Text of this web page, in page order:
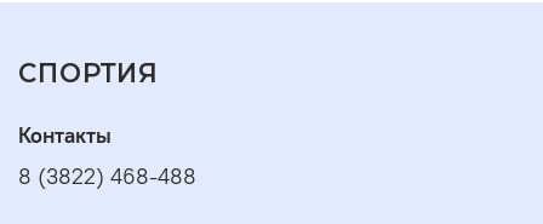
СПОРТИЯ
Контакты
8 (3822) 468-488